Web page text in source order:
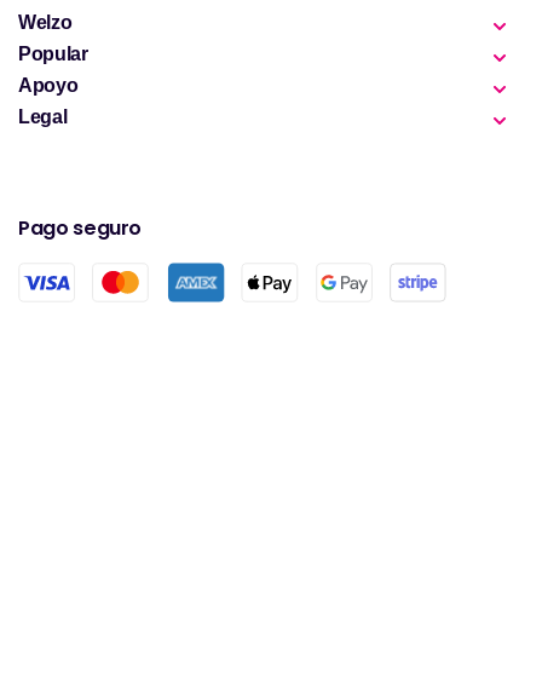
Welzo
Popular
Apoyo
Legal
Pago seguro